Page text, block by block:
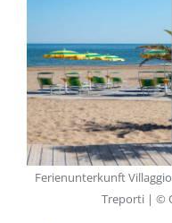
Ferienunterkunft
Treporti | ©